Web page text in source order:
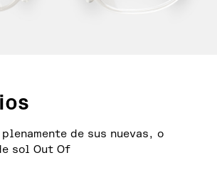
de sus nuevas, o
sol Out Of